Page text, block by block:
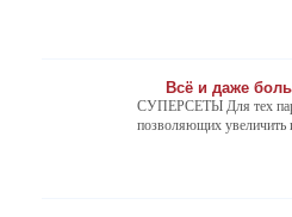
Всё и даже
СУПЕРСЕТЫ Для тех
позволяющих увеличить